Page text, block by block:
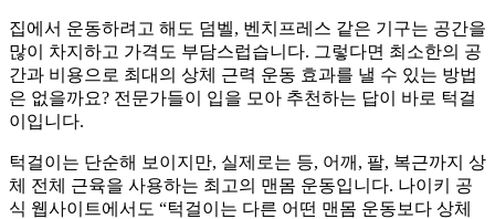
집에서 운동하려고 해도 덤벨, 벤치프레스 같은 기구는 공간을
많이 차지하고 가격도 부담스럽습니다. 그렇다면 최소한의 공
간과 비용으로 최대의 상체 근력 운동 효과를 낼 수 있는 방법
은 없을까요? 전문가들이 입을 모아 추천하는 답이 바로 턱걸
이입니다.
턱걸이는 단순해 보이지만, 실제로는 등, 어깨, 팔, 복근까지 상
체 전체 근육을 사용하는 최고의 맨몸 운동입니다. 나이키 공
식 웹사이트에서도 “턱걸이는 다른 어떤 맨몸 운동보다 상체